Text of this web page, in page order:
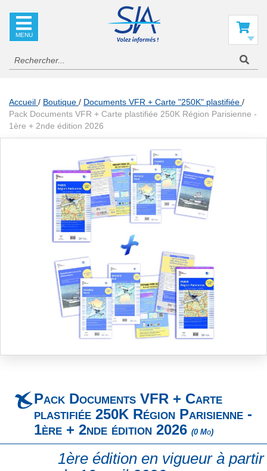
Accueil Boutique
Documents VFR + Carte "250K" plastifiée
Pack Documents VFR + Carte plastifiée 250K Région Parisienne -
1ère + 2nde édition 2026
Pack Documents VFR + Carte
plastifiée 250K Région Parisienne -
1ère + 2nde édition 2026 (0 Mo)
1ère édition en vigueur à partir
of
the